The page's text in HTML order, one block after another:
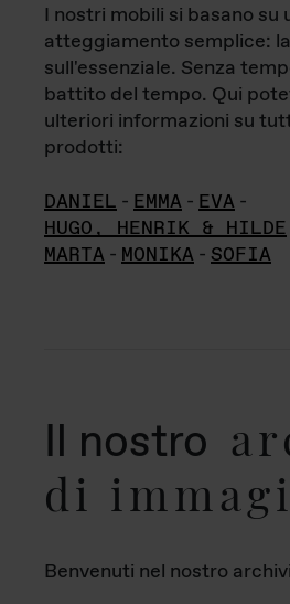
I nostri mobili si basano su
atteggiamento semplice:
sull'essenziale. Senza
battito del tempo. Qui
ulteriori informazioni su
prodotti:
DANIEL - EMMA - EVA -
HUGO, HENRIK & HILDE
MARTA - MONIKA - SOFIA
Il nostro
di
Benvenuti nel nostro